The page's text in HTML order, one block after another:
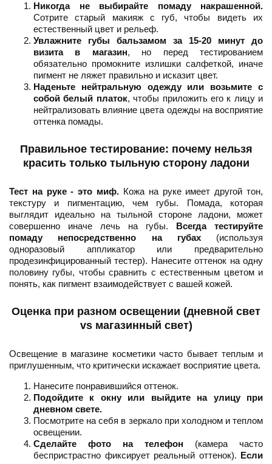
Никогда не выбирайте помаду накрашенной.
Сотрите старый макияж с губ, чтобы видеть их
естественный цвет и рельеф.
Увлажните губы бальзамом за 15-20 минут до
визита в магазин, но перед тестированием
обязательно промокните излишки салфеткой, иначе
пигмент не ляжет правильно и исказит цвет.
Наденьте нейтральную одежду или возьмите с
собой белый платок, чтобы приложить его к лицу и
нейтрализовать влияние цвета одежды на восприятие
оттенка помады.
Правильное тестирование: почему нельзя
красить только тыльную сторону ладони
Тест на руке - это миф. Кожа на руке имеет другой тон,
текстуру и пигментацию, чем губы. Помада, которая
выглядит идеально на тыльной стороне ладони, может
совершенно иначе лечь на губы. Всегда тестируйте
помаду непосредственно на губах(используя
одноразовый аппликатор или предварительно
продезинфицированный тестер). Нанесите оттенок на одну
половину губы, чтобы сравнить с естественным цветом и
понять, как пигмент взаимодействует с вашей кожей.
Оценка при разном освещении (дневной свет
vs магазинный свет)
Освещение в магазине косметики часто бывает теплым и
приглушенным, что критически искажает восприятие цвета.
Нанесите понравившийся оттенок.
Подойдите к окну или выйдите на улицу при
дневном свете.
Посмотрите на себя в зеркало при холодном и теплом
освещении.
Сделайте фото на телефон (камера часто
беспристрастно фиксирует реальный оттенок). Если